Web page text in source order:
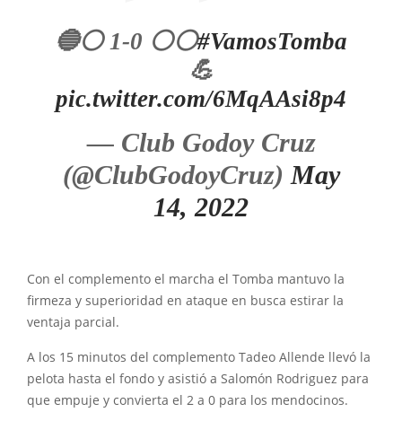
🔵⚪ 1-0 ⚪⚪#VamosTomba
💪
pic.twitter.com/6MqAAsi8p4
— Club Godoy Cruz
(@ClubGodoyCruz) May
14, 2022
Con el complemento el marcha el Tomba mantuvo la
firmeza y superioridad en ataque en busca estirar la
ventaja parcial.
A los 15 minutos del complemento Tadeo Allende llevó la
pelota hasta el fondo y asistió a Salomón Rodriguez para
que empuje y convierta el 2 a 0 para los mendocinos.